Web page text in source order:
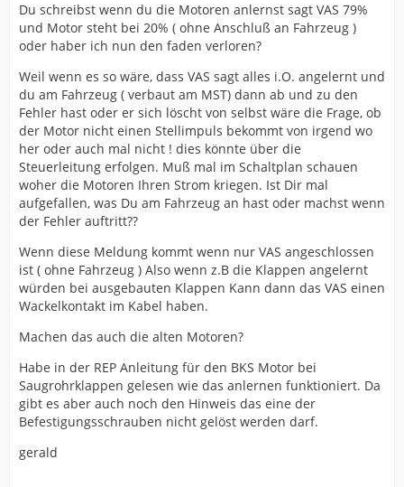
Du schreibst wenn du die Motoren anlernst sagt VAS 79%
und Motor steht bei 20% ( ohne Anschluß an Fahrzeug )
oder haber ich nun den faden verloren?
Weil wenn es so wäre, dass VAS sagt alles i.O. angelernt und
du am Fahrzeug ( verbaut am MST) dann ab und zu den
Fehler hast oder er sich löscht von selbst wäre die Frage, ob
der Motor nicht einen Stellimpuls bekommt von irgend wo
her oder auch mal nicht ! dies könnte über die
Steuerleitung erfolgen. Muß mal im Schaltplan schauen
woher die Motoren Ihren Strom kriegen. Ist Dir mal
aufgefallen, was Du am Fahrzeug an hast oder machst wenn
der Fehler auftritt??
Wenn diese Meldung kommt wenn nur VAS angeschlossen
ist ( ohne Fahrzeug ) Also wenn z.B die Klappen angelernt
würden bei ausgebauten Klappen Kann dann das VAS einen
Wackelkontakt im Kabel haben.
Machen das auch die alten Motoren?
Habe in der REP Anleitung für den BKS Motor bei
Saugrohrklappen gelesen wie das anlernen funktioniert. Da
gibt es aber auch noch den Hinweis das eine der
Befestigungsschrauben nicht gelöst werden darf.
gerald